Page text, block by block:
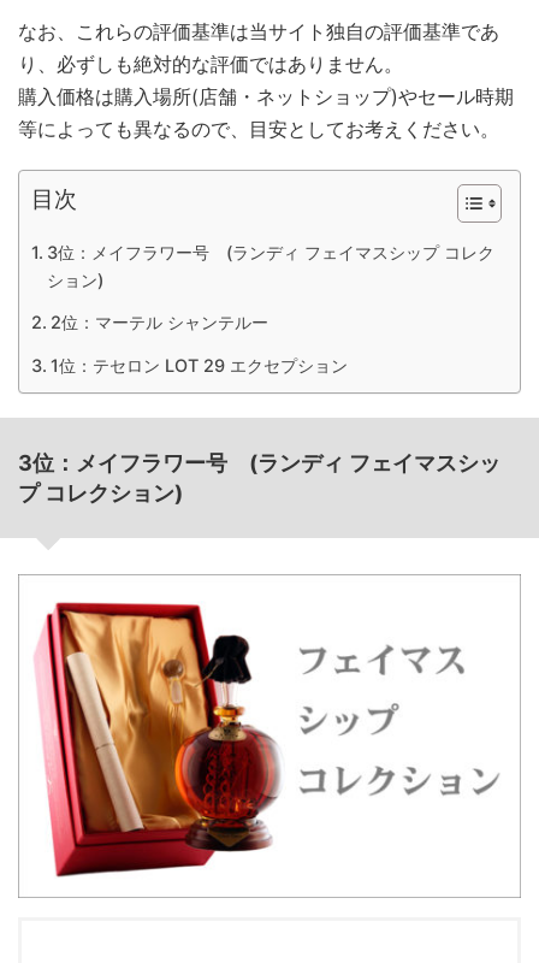
なお、これらの評価基準は当サイト独自の評価基準であ
り、必ずしも絶対的な評価ではありません。
購入価格は購入場所(店舗・ネットショップ)やセール時期
等によっても異なるので、目安としてお考えください。
目次
3位：メイフラワー号 (ランディ フェイマスシップ コレク
ション)
2位：マーテル シャンテルー
1位：テセロン LOT 29 エクセプション
3位：メイフラワー号 (ランディ フェイマスシッ
プ コレクション)